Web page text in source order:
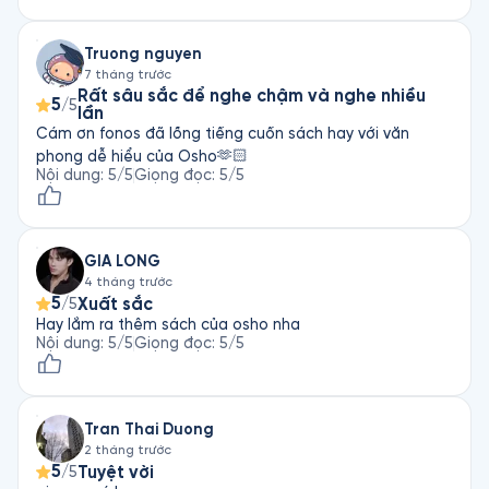
Truong nguyen
7 tháng trước
5/5 Rất sâu sắc để nghe chậm và nghe nhiều
lần
Cám ơn fonos đã lồng tiếng cuốn sách hay với văn
phong dễ hiểu của Osho🫶🏻
Nội dung: 5/5Giọng đọc: 5/5
GIA LONG
4 tháng trước
5/5Xuất sắc
Hay lắm ra thêm sách của osho nha
Nội dung: 5/5Giọng đọc: 5/5
Tran Thai Duong
2 tháng trước
5/5Tuyệt vời